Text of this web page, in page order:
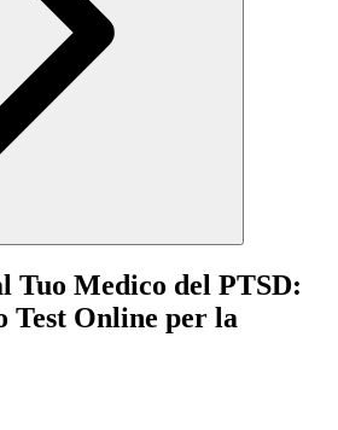
Tuo Medico del PTSD:
Test Online per la